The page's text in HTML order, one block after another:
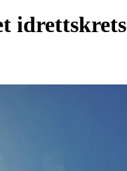
idrettskrets